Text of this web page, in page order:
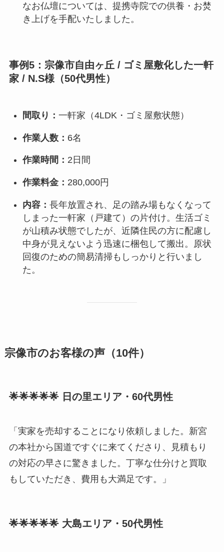
なお仏壇については、提携寺院での供養・お焚
き上げを手配いたしました。
事例5：宗像市自由ヶ丘 / ゴミ屋敷化した一軒
家 / N.S様（50代男性）
間取り： 一軒家（4LDK・ゴミ屋敷状態）
作業人数： 6名
作業時間： 2日間
作業料金： 280,000円
内容： 長年放置され、足の踏み場もなくなって
しまった一軒家（戸建て）の片付け。生活ゴミ
が山積み状態でしたが、近隣住民の方に配慮し
中身が見えないよう迅速に梱包して搬出。原状
回復のための簡易清掃もしっかりと行いまし
た。
宗像市のお客様の声（10件）
🌟🌟🌟🌟🌟 日の里エリア・60代男性
「実家を売却することになり依頼しました。新宮
の本社から国道ですぐに来てくださり、見積もり
の対応の早さに驚きました。丁寧な仕分けと買取
もしていただき、費用も大満足です。」
🌟🌟🌟🌟🌟 大島エリア・50代男性